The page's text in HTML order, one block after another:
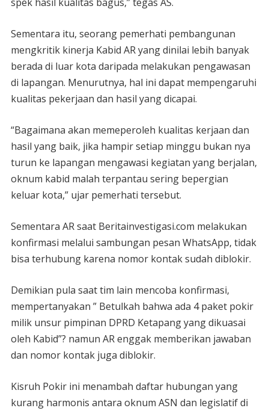
Sementara itu, seorang pemerhati pembangunan
mengkritik kinerja Kabid AR yang dinilai lebih banyak
berada di luar kota daripada melakukan pengawasan
di lapangan. Menurutnya, hal ini dapat mempengaruhi
kualitas pekerjaan dan hasil yang dicapai.
“Bagaimana akan memeperoleh kualitas kerjaan dan
hasil yang baik, jika hampir setiap minggu bukan nya
turun ke lapangan mengawasi kegiatan yang berjalan,
oknum kabid malah terpantau sering bepergian
keluar kota,” ujar pemerhati tersebut.
Sementara AR saat Beritainvestigasi.com melakukan
konfirmasi melalui sambungan pesan WhatsApp, tidak
bisa terhubung karena nomor kontak sudah diblokir.
Demikian pula saat tim lain mencoba konfirmasi,
mempertanyakan ” Betulkah bahwa ada 4 paket pokir
milik unsur pimpinan DPRD Ketapang yang dikuasai
oleh Kabid”? namun AR enggak memberikan jawaban
dan nomor kontak juga diblokir.
Kisruh Pokir ini menambah daftar hubungan yang
kurang harmonis antara oknum ASN dan legislatif di